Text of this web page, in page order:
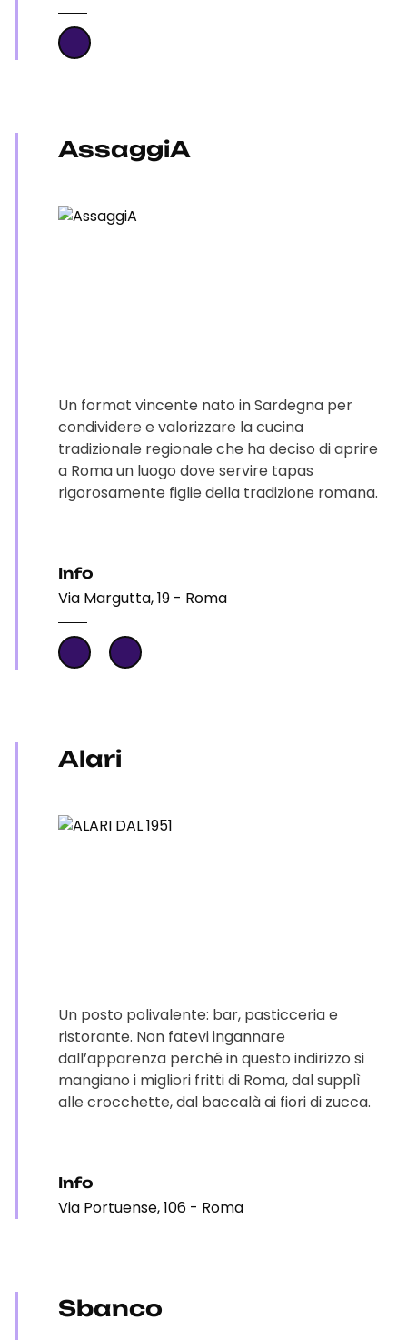
AssaggiA
Un format vincente nato in Sardegna per
condividere e valorizzare la cucina
tradizionale regionale che ha deciso di aprire
a Roma un luogo dove servire tapas
rigorosamente figlie della tradizione romana.
Info
Via Margutta, 19 - Roma
Alari
Un posto polivalente: bar, pasticceria e
ristorante. Non fatevi ingannare
dall’apparenza perché in questo indirizzo si
mangiano i migliori fritti di Roma, dal supplì
alle crocchette, dal baccalà ai fiori di zucca.
Info
Via Portuense, 106 - Roma
Sbanco